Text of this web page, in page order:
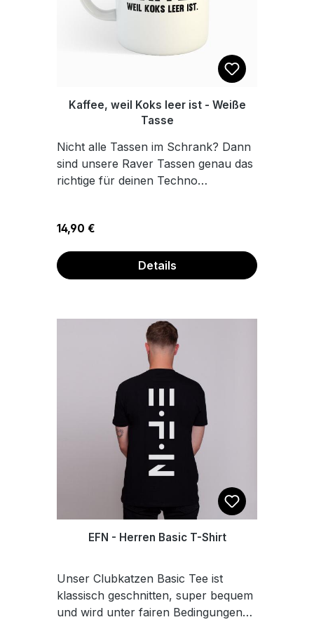
Kaffee, weil Koks leer ist - Weiße
Tasse
Nicht alle Tassen im Schrank? Dann
sind unsere Raver Tassen genau das
richtige für deinen Techno
Geschenk für dich für deine Raver
Keramik Sublimationsdruck
Füllmenge: ca. 300 ml Sicher
Tassen, Accessoires und Fußmatten
on Demand. Das heißt, dass die Teile
erst nach deiner Bestellung für dich
produziert werden. So ist jedes der
Teile ein Unikat und wir schonen
ganz nebenbei noch die Umwelt.
Du suchst Geile Teile für deinen
Alltag, die Afterhour oder die
Wochenend Dauer-Hour? Wir haben
sie! Party Accessoires, Klamotten
und praktische Tools für jeden
Festival Liebhaber, Freizeit-Raver
oder Vollzeit-Partypauker. Rave on!
dein Leben. Wir erfinden uns
regelmäßig neu und haben die
heißeste Ware für alles was das
Regulärer Preis:
14,90 €
Details
EFN - Herren Basic T-Shirt
Unser Clubkatzen Basic Tee ist
klassisch geschnitten, super bequem
und wird unter fairen Bedingungen